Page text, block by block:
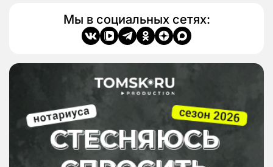
Мы в социальных сетях: